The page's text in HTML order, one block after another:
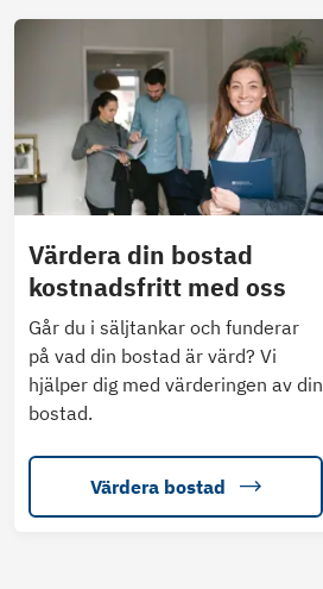
Värdera din bostad
kostnadsfritt med oss
Går du i säljtankar och funderar
på vad din bostad är värd? Vi
hjälper dig med värderingen av din
bostad.
Värdera bostad